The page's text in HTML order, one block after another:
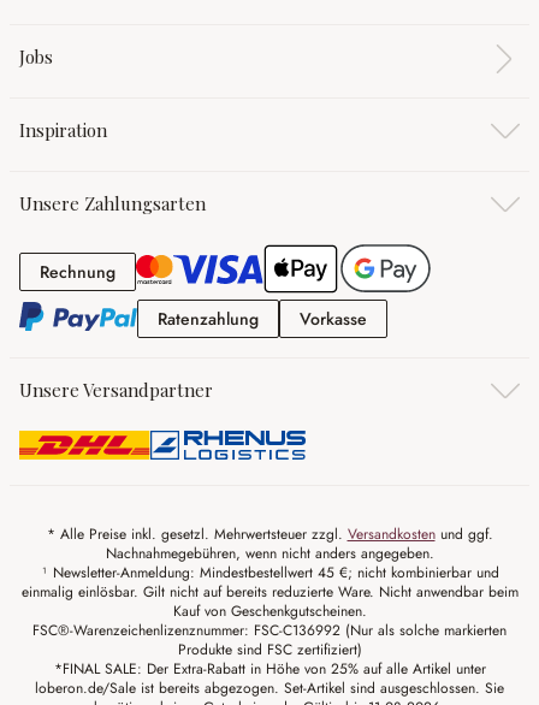
Jobs
Inspiration
Unsere Zahlungsarten
RechnungRechnung
RatenzahlungRatenzahlung
Vorkasse
Unsere Versandpartner
* Alle Preise inkl. gesetzl. Mehrwertsteuer zzgl. Versandkostenund ggf.
Nachnahmegebühren, wenn nicht anders angegeben.
¹ Newsletter-Anmeldung: Mindestbestellwert 45 €; nicht kombinierbar und
einmalig einlösbar. Gilt nicht auf bereits reduzierte Ware. Nicht anwendbar beim
Kauf von Geschenkgutscheinen.
FSC®-Warenzeichenlizenznummer: FSC-C136992 (Nur als solche markierten
Produkte sind FSC zertifiziert)
*FINAL SALE: Der Extra-Rabatt in Höhe von 25% auf alle Artikel unter
loberon.de/Sale ist bereits abgezogen. Set-Artikel sind ausgeschlossen. Sie